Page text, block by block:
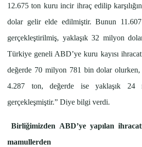
12.675 ton kuru incir ihraç edilip
dolar gelir elde edilmiştir. Bunun
gerçekleştirilmiş, yaklaşık 32 milyon
Türkiye geneli ABD’ye kuru kayısı
değerde 70 milyon 781 bin dolar olurken,
4.287 ton, değerde ise yaklaşık 24
gerçekleşmiştir.” Diye bilgi verdi.
Birliğimizden ABD’ye yapılan
mamullerden